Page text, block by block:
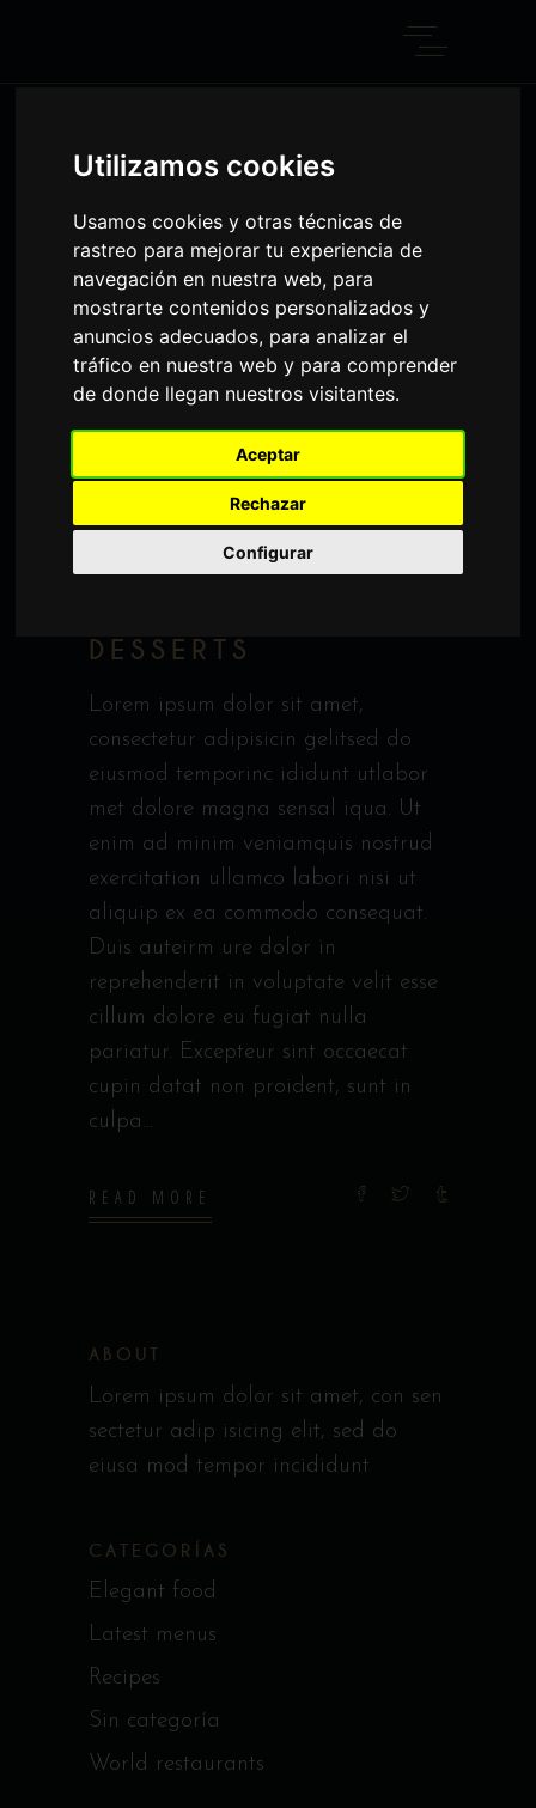
Utilizamos cookies
Usamos cookies y otras técnicas de
rastreo para mejorar tu experiencia de
navegación en nuestra web, para
mostrarte contenidos personalizados y
anuncios adecuados, para analizar el
tráfico en nuestra web y para comprender
de donde llegan nuestros visitantes.
Aceptar
Rechazar
Configurar
Home
admin
4 de octubre de 2019
Latest menus
DESSERTS
Lorem ipsum dolor sit amet,
consectetur adipisicin gelitsed do
eiusmod temporinc ididunt utlabor
met dolore magna sensal iqua. Ut
enim ad minim veniamquis nostrud
exercitation ullamco labori nisi ut
aliquip ex ea commodo consequat.
Duis auteirm ure dolor in
reprehenderit in voluptate velit esse
cillum dolore eu fugiat nulla
pariatur. Excepteur sint occaecat
cupin datat non proident, sunt in
culpa
READ MORE
ABOUT
Lorem ipsum dolor sit amet, con sen
sectetur adip isicing elit, sed do
eiusa mod tempor incididunt
CATEGORÍAS
Elegant food
Latest menus
Recipes
Sin categoría
World restaurants